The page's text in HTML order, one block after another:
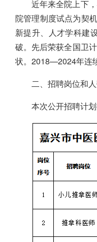
近年来全院上下
院管理制度试点为契
新提升、人才学科建
破。先后荣获全国卫
状。2018—2024年连
二、招聘岗位和
本次公开招聘计